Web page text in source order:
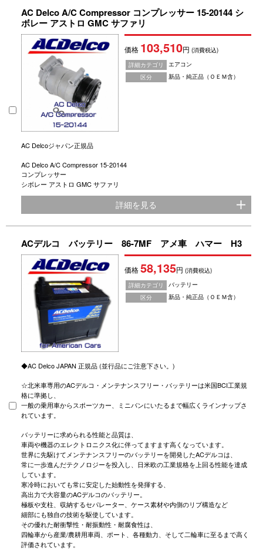
AC Delco A/C Compressor コンプレッサー 15-20144 シ
ボレー アストロ GMC サファリ
価格 103,510円(消費税込)
詳細カテゴリ
エアコン
区分
新品・純正品（ＯＥＭ含）
AC Delcoジャパン正規品
AC Delco A/C Compressor 15-20144
コンプレッサー
シボレー アストロ GMC サファリ
詳細を見る
ACデルコ バッテリー 86-7MF アメ車 ハマー H3
価格58,135円(消費税込)
詳細カテゴリ
バッテリー
区分
新品・純正品（ＯＥＭ含）
◆AC Delco JAPAN 正規品 (並行品にご注意下さい。)
☆北米車専用のACデルコ・メンテナンスフリー・バッテリーは米国BCI工業規
格に準拠し、
一般の乗用車からスポーツカー、ミニバンにいたるまで幅広くラインナップさ
れています。
バッテリーに求められる性能と品質は、
車両や機器のエレクトロニクス化に伴ってますます高くなっています。
世界に先駆けてメンテナンスフリーのバッテリーを開発したACデルコは、
常に一歩進んだテクノロジーを投入し、日米欧の工業規格を上回る性能を達成
しています。
寒冷時においても常に安定した始動性を発揮する、
高出力で大容量のACデルコのバッテリー。
極板や支柱、収納するセパレーター、ケース素材や内側のリブ構造など
細部にも独自の技術を駆使しています。
その優れた耐衝撃性・耐振動性・耐腐食性は、
四輪車から産業/農耕用車両、ポート、各種動力、そして二輪車に至るまで高く
評価されています。